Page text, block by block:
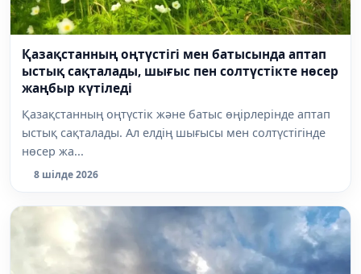
Қазақстанның оңтүстігі мен батысында аптап
ыстық сақталады, шығыс пен солтүстікте нөсер
жаңбыр күтіледі
Қазақстанның оңтүстік және батыс өңірлерінде аптап
ыстық сақталады. Ал елдің шығысы мен солтүстігінде
нөсер жа...
8 шілде 2026